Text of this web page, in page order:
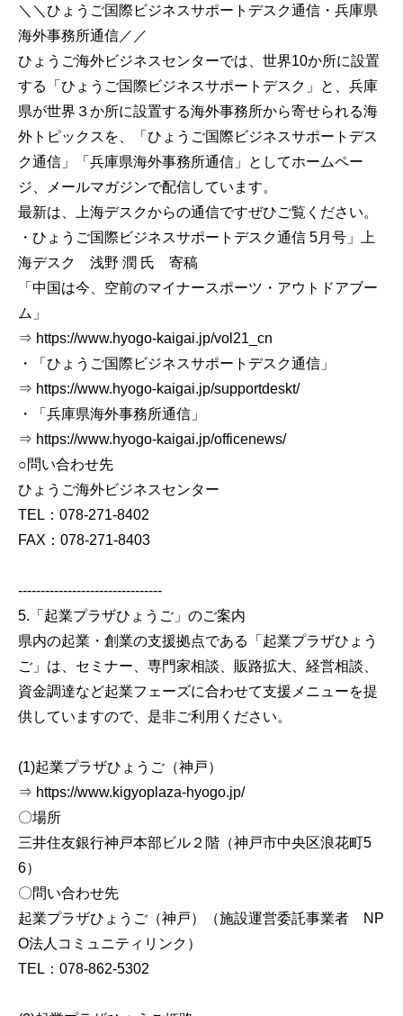
＼＼ひょうご国際ビジネスサポートデスク通信・兵庫県
海外事務所通信／／
ひょうご海外ビジネスセンターでは、世界10か所に設置
する「ひょうご国際ビジネスサポートデスク」と、兵庫
県が世界３か所に設置する海外事務所から寄せられる海
外トピックスを、「ひょうご国際ビジネスサポートデス
ク通信」「兵庫県海外事務所通信」としてホームペー
ジ、メールマガジンで配信しています。
最新は、上海デスクからの通信ですぜひご覧ください。
・ひょうご国際ビジネスサポートデスク通信 5月号」上
海デスク 浅野 潤 氏 寄稿
「中国は今、空前のマイナースポーツ・アウトドアブー
ム」
⇒ https://www.hyogo-kaigai.jp/vol21_cn
・「ひょうご国際ビジネスサポートデスク通信」
⇒ https://www.hyogo-kaigai.jp/supportdeskt/
・「兵庫県海外事務所通信」
⇒ https://www.hyogo-kaigai.jp/officenews/
○問い合わせ先
ひょうご海外ビジネスセンター
TEL：078-271-8402
FAX：078-271-8403
--------------------------------
5.「起業プラザひょうご」のご案内
県内の起業・創業の支援拠点である「起業プラザひょう
ご」は、セミナー、専門家相談、販路拡大、経営相談、
資金調達など起業フェーズに合わせて支援メニューを提
供していますので、是非ご利用ください。
(1)起業プラザひょうご（神戸）
⇒ https://www.kigyoplaza-hyogo.jp/
〇場所
三井住友銀行神戸本部ビル２階（神戸市中央区浪花町5
6）
〇問い合わせ先
起業プラザひょうご（神戸）（施設運営委託事業者 NP
O法人コミュニティリンク）
TEL：078-862-5302